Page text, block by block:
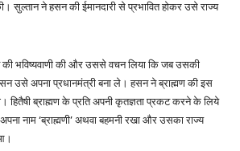
सुल्तान ने हसन की ईमानदारी से प्रभावित होकर उसे राज्य
की भविष्यवाणी की और उससे वचन लिया कि जब उसकी
उसे अपना प्रधानमंत्री बना ले। हसन ने ब्राह्मण की इस
हितैषी ब्राह्मण के प्रति अपनी कृतज्ञता प्रकट करने के लिये
नाम ‘ब्राह्मणी’ अथवा बहमनी रखा और उसका राज्य